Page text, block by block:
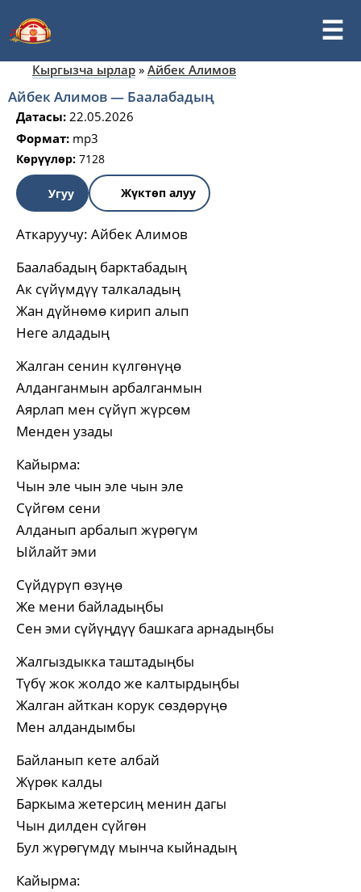
Кыргызча ырлар » Айбек Алимов
Айбек Алимов — Баалабадың
Датасы: 22.05.2026
Формат: mp3
Көрүүлөр: 7128
Угуу Жүктөп алуу
Аткаруучу: Айбек Алимов
Баалабадың барктабадың
Ак сүйүмдүү талкаладың
Жан дүйнөмө кирип алып
Неге алдадың
Жалган сенин күлгөнүңө
Алданганмын арбалганмын
Аярлап мен сүйүп жүрсөм
Менден узады
Кайырма:
Чын эле чын эле чын эле
Сүйгөм сени
Алданып арбалып жүрөгүм
Ыйлайт эми
Сүйдүрүп өзүңө
Же мени байладыңбы
Сен эми сүйүңдүү башкага арнадыңбы
Жалгыздыкка таштадыңбы
Түбү жок жолдо же калтырдыңбы
Жалган айткан корук сөздөрүңө
Мен алдандымбы
Байланып кете албай
Жүрөк калды
Баркыма жетерсиң менин дагы
Чын дилден сүйгөн
Бул жүрөгүмдү мынча кыйнадың
Кайырма: